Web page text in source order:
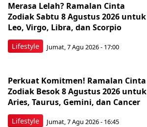
Lifestyle
Merasa Lelah? Ramalan Cinta
Zodiak Sabtu 8 Agustus 2026 untuk
Leo, Virgo, Libra, dan Scorpio
Jumat, 7 Agu 2026 - 17:00
Lifestyle
Perkuat Komitmen! Ramalan Cinta
Zodiak Besok 8 Agustus 2026 untuk
Aries, Taurus, Gemini, dan Cancer
Jumat, 7 Agu 2026 - 16:45